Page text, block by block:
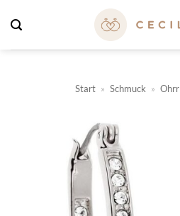
Inhalt
springen
Start » Schmuck »